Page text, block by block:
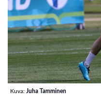
Kuva: Juha Tamminen